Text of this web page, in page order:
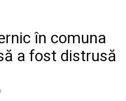
în comuna
a fost distrusă